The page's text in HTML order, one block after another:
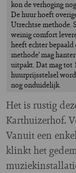
kon de verhoging
De huur hoeft
Utrechtse methode.
weinig comfort
heeft echter bepaald
methode’ mag
uitpakt. Dat mag tot
huurprijsstelsel
nog onduidelijk.
Het is rustig
Karthuizerhof.
Vanuit een
klinkt het